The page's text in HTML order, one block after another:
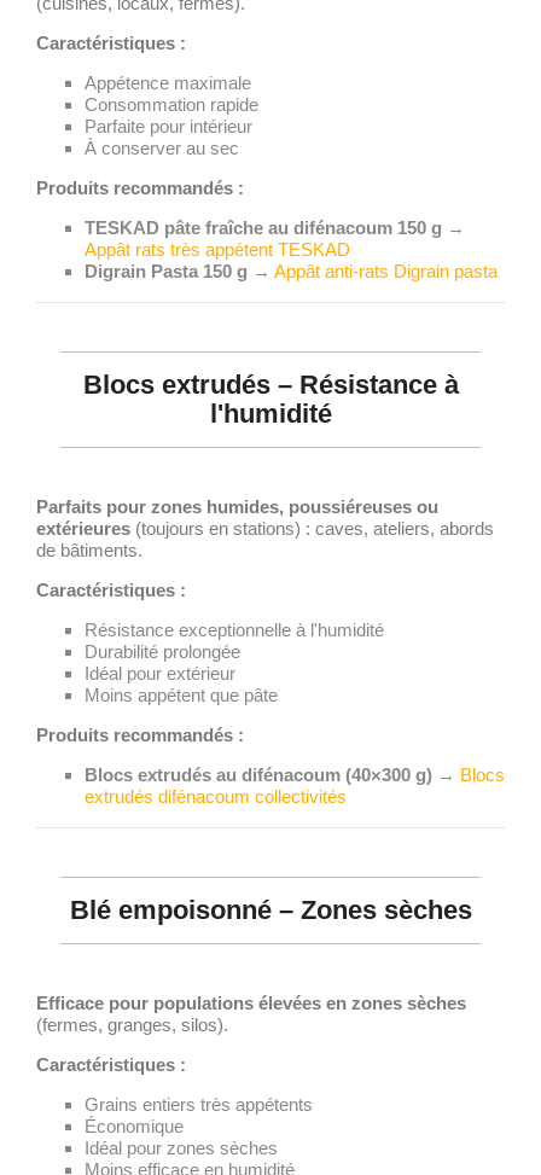
Caractéristiques :
Appétence maximale
Consommation rapide
Parfaite pour intérieur
À conserver au sec
Produits recommandés :
TESKAD pâte fraîche au difénacoum 150 g →
Appât rats très appétent TESKAD
Digrain Pasta 150 g → Appât anti-rats Digrain pasta
Blocs extrudés – Résistance à
l'humidité
Parfaits pour zones humides, poussiéreuses ou
extérieures (toujours en stations) : caves, ateliers, abords
de bâtiments.
Caractéristiques :
Résistance exceptionnelle à l'humidité
Durabilité prolongée
Idéal pour extérieur
Moins appétent que pâte
Produits recommandés :
Blocs extrudés au difénacoum (40×300 g) → Blocs
extrudés difénacoum collectivités
Blé empoisonné – Zones sèches
Efficace pour populations élevées en zones sèches
(fermes, granges, silos).
Caractéristiques :
Grains entiers très appétents
Économique
Idéal pour zones sèches
Moins efficace en humidité